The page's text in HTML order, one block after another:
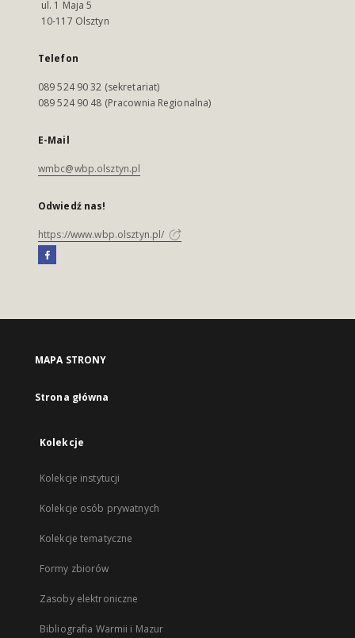
ul. 1 Maja 5
10-117 Olsztyn
Telefon
089 524 90 32 (sekretariat)
089 524 90 48 (Pracownia Regionalna)
E-Mail
wmbc@wbp.olsztyn.pl
Odwiedź nas!
https://www.wbp.olsztyn.pl/
MAPA STRONY
Strona główna
Kolekcje
Kolekcje instytucji
Kolekcje osób prywatnych
Kolekcje tematyczne
Formy zbiorów
Zasoby elektroniczne
Bibliografia Warmii i Mazur